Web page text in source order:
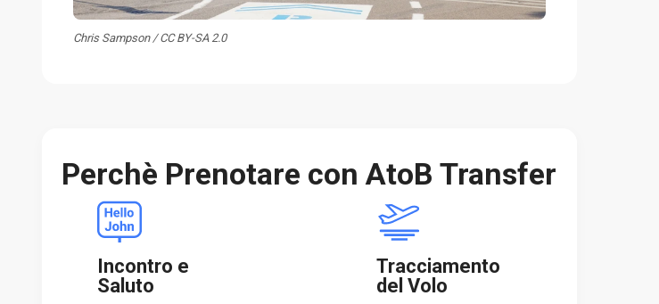
Chris Sampson / CC BY-SA 2.0
Perchè Prenotare con AtoB Transfer
Incontro e
Saluto
Tracciamento
del Volo